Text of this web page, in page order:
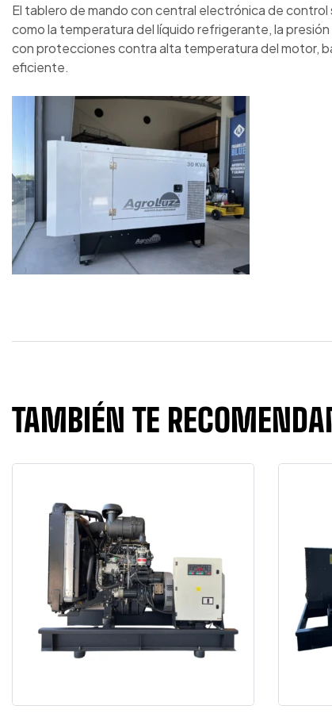
El tablero de mando con central electrónica de
como la temperatura del líquido refrigerante, la
con protecciones contra alta temperatura del motor,
eficiente.
TAMBIÉN TE